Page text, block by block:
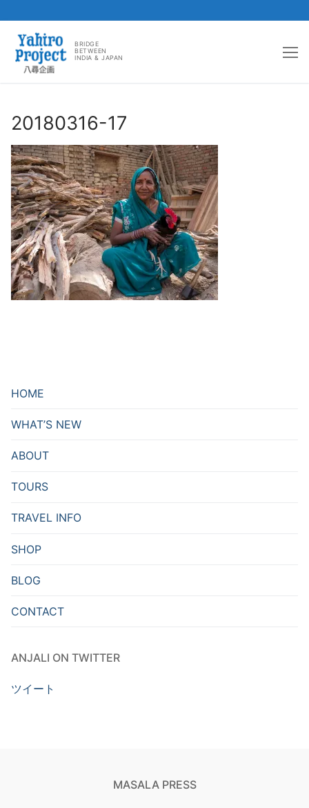
BRIDGE
BETWEEN
INDIA & JAPAN
20180316-17
HOME
WHAT’S NEW
ABOUT
TOURS
TRAVEL INFO
SHOP
BLOG
CONTACT
ANJALI ON TWITTER
ツイート
MASALA PRESS